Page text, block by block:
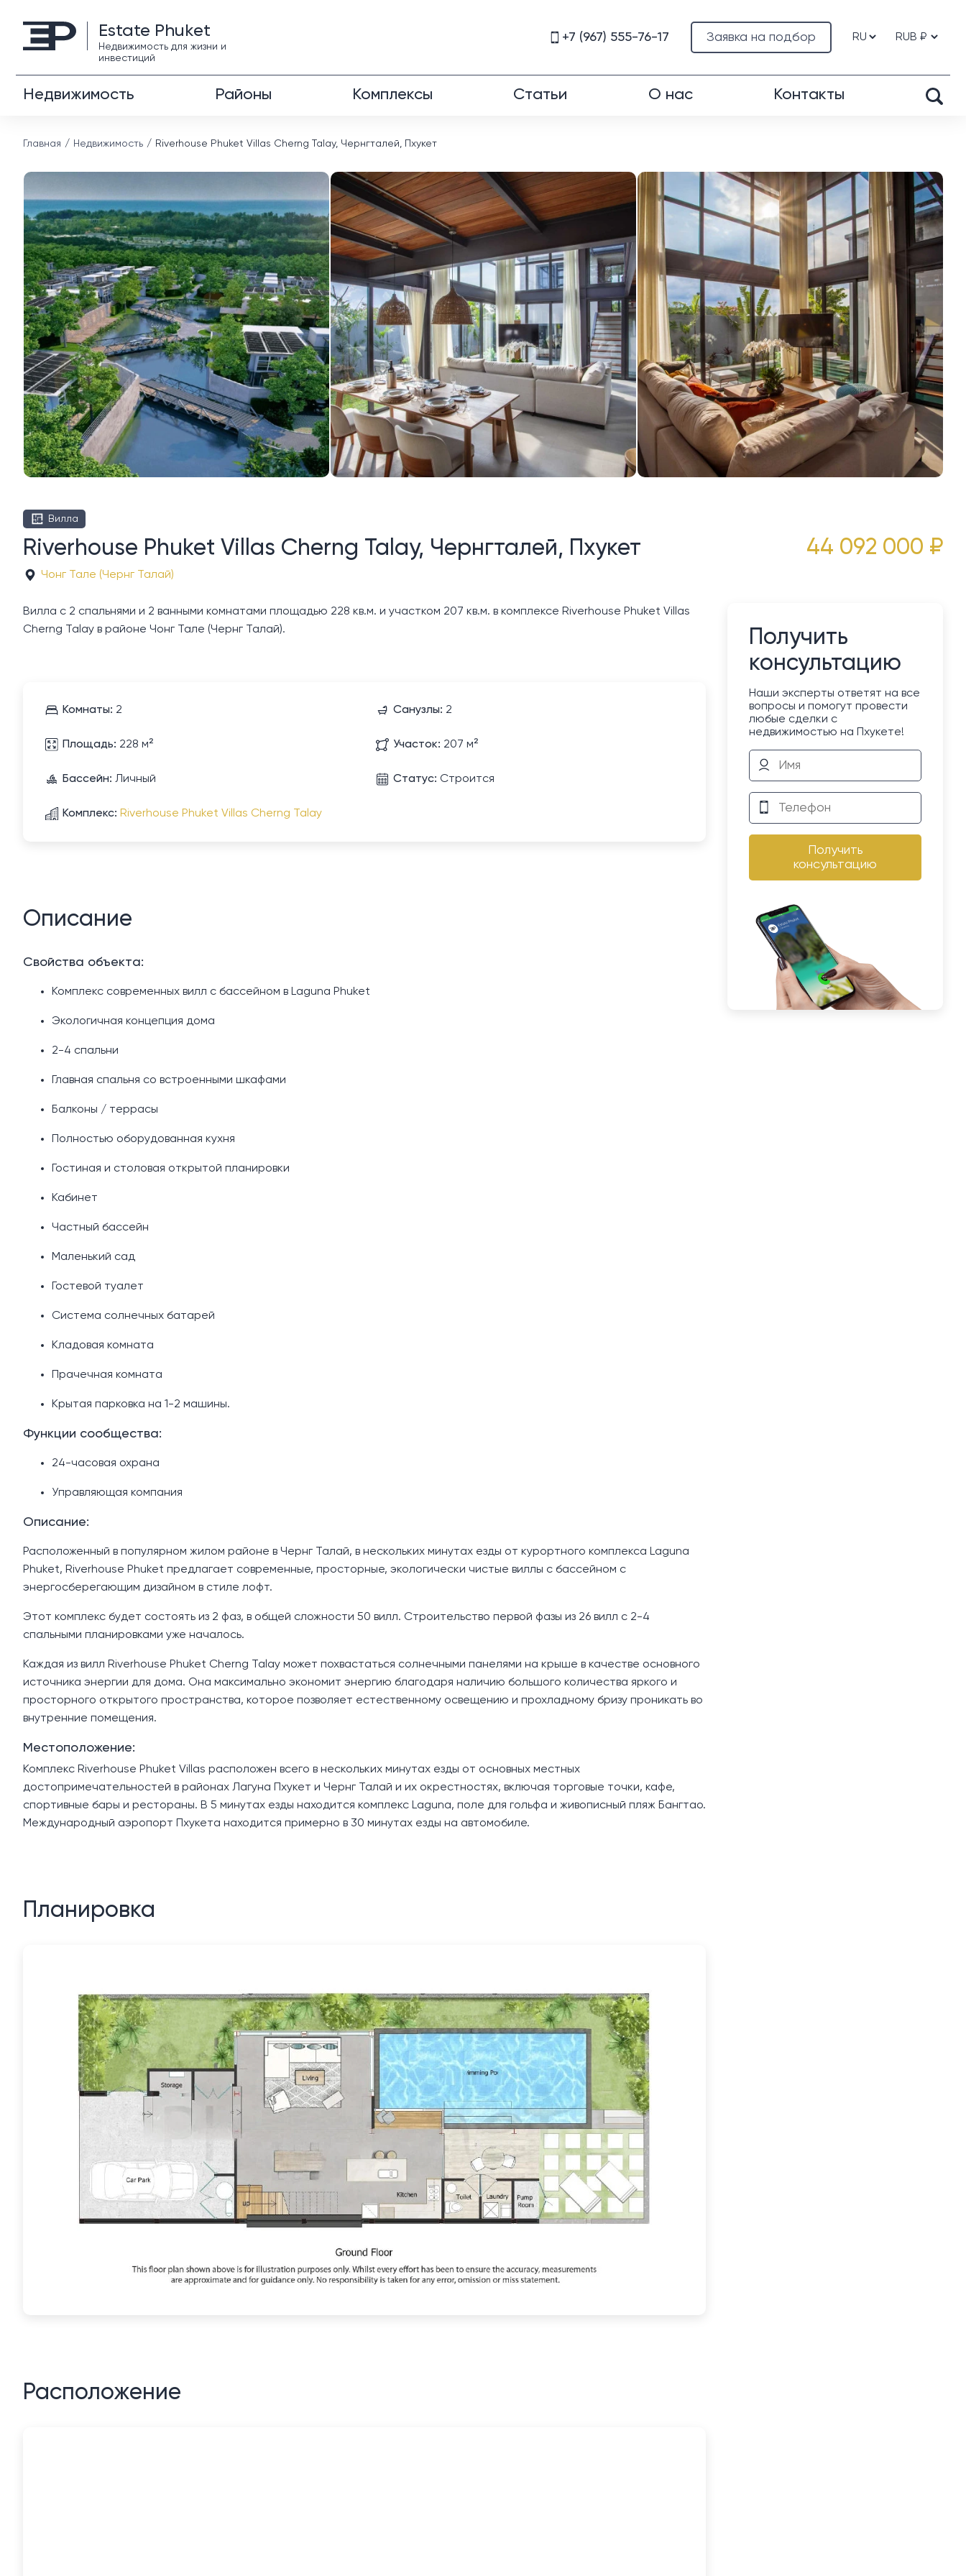
Estate Phuket
Недвижимость для жизни и
инвестиций
Заявка на подбор
+7 (967) 555-76-17
Недвижимость Районы Комплексы Статьи О нас Контакты
Главная Недвижимость Riverhouse Phuket Villas Cherng Talay, Чернгталей, Пхукет
Вилла
Riverhouse Phuket Villas Cherng Talay, Чернгталей, Пхукет
Чонг Тале (Чернг Талай)
44 092 000 ₽
Вилла с 2 спальнями и 2 ванными комнатами площадью 228 кв.м. и участком 207 кв.м. в комплексе Riverhouse Phuket Villas
Cherng Talay в районе Чонг Тале (Чернг Талай).
Комнаты: 2 Санузлы: 2
Площадь: 228 м² Участок: 207 м²
Бассейн: Личный Статус: Строится
Комплекс: Riverhouse Phuket Villas Cherng Talay
Описание
Свойства объекта:
Комплекс современных вилл с бассейном в Laguna Phuket
Экологичная концепция дома
2-4 спальни
Главная спальня со встроенными шкафами
Балконы / террасы
Полностью оборудованная кухня
Гостиная и столовая открытой планировки
Кабинет
Частный бассейн
Маленький сад
Гостевой туалет
Система солнечных батарей
Кладовая комната
Прачечная комната
Крытая парковка на 1-2 машины.
Функции сообщества:
24-часовая охрана
Управляющая компания
Описание:
Расположенный в популярном жилом районе в Чернг Талай, в нескольких минутах езды от курортного комплекса Laguna
Phuket, Riverhouse Phuket предлагает современные, просторные, экологически чистые виллы с бассейном с
энергосберегающим дизайном в стиле лофт.
Этот комплекс будет состоять из 2 фаз, в общей сложности 50 вилл. Строительство первой фазы из 26 вилл с 2-4
спальными планировками уже началось.
Каждая из вилл Riverhouse Phuket Cherng Talay может похвастаться солнечными панелями на крыше в качестве основного
источника энергии для дома. Она максимально экономит энергию благодаря наличию большого количества яркого и
просторного открытого пространства, которое позволяет естественному освещению и прохладному бризу проникать во
внутренние помещения.
Местоположение:
Комплекс Riverhouse Phuket Villas расположен всего в нескольких минутах езды от основных местных
достопримечательностей в районах Лагуна Пхукет и Чернг Талай и их окрестностях, включая торговые точки, кафе,
спортивные бары и рестораны. В 5 минутах езды находится комплекс Laguna, поле для гольфа и живописный пляж Бангтао.
Международный аэропорт Пхукета находится примерно в 30 минутах езды на автомобиле.
Планировка
Расположение
Получить
консультацию
Наши эксперты ответят на все
вопросы и помогут провести
любые сделки с
недвижимостью на Пхукете!
Получить
консультацию